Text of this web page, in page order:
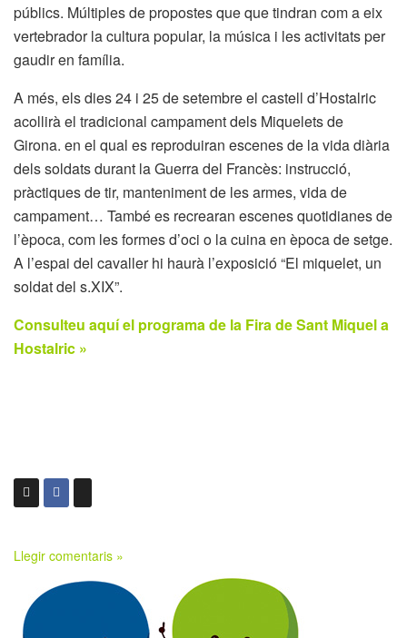
públics. Múltiples de propostes que que tindran com a eix
vertebrador la cultura popular, la música i les activitats per
gaudir en família.
A més, els dies 24 i 25 de setembre el castell d’Hostalric
acollirà el tradicional campament dels Miquelets de
Girona. en el qual es reproduiran escenes de la vida diària
dels soldats durant la Guerra del Francès: instrucció,
pràctiques de tir, manteniment de les armes, vida de
campament… També es recrearan escenes quotidianes de
l’època, com les formes d’oci o la cuina en època de setge.
A l’espai del cavaller hi haurà l’exposició “El miquelet, un
soldat del s.XIX”.
Consulteu aquí el programa de la Fira de Sant Miquel a
Hostalric »
Llegir comentaris »